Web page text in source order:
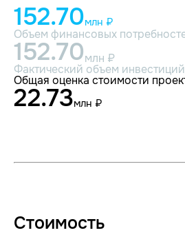
152.70млн ₽
Объем финансовых
152.70млн ₽
Фактический объем инвестиций
Общая оценка стоимости
22.73млн ₽
Стоимость